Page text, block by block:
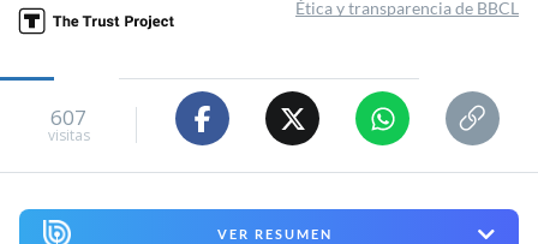
Ética y transparencia de BBCL
607
visitas
VER RESUMEN